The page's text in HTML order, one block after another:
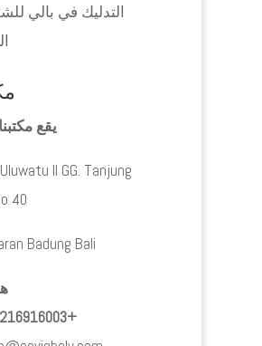
التدليك في بالي
يقع
II GG. Tanjung
40
Badung Bali
+6281216916003